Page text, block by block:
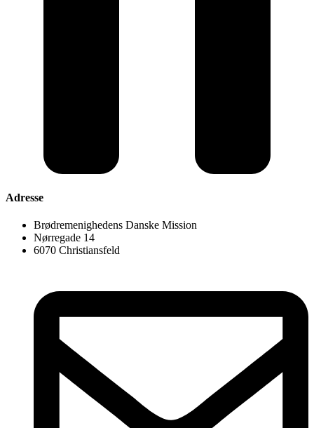
Adresse
Brødremenighedens Danske Mission
Nørregade 14
6070 Christiansfeld